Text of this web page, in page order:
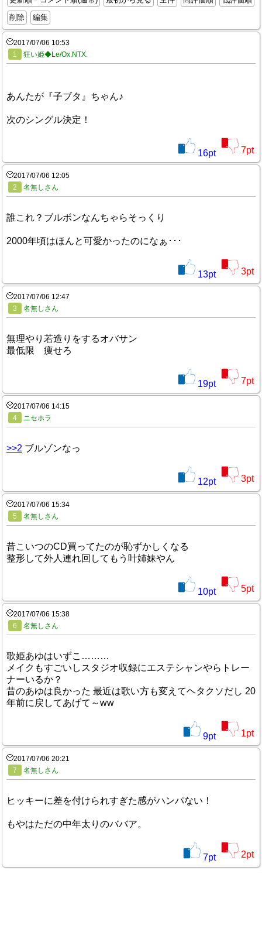
削除
編集
2017/07/06 10:53
1
狂い姫◆Le/Ox.NTX.
あんたが『子ブタ』ちゃん♪
次のシングル決定！
16pt 7pt
2017/07/06 12:05
2
名無しさん
誰これ？ブルボンなんちゃらそっくり
2000年頃はほんと可愛かったのになぁ･･･
13pt 3pt
2017/07/06 12:47
3
名無しさん
無理やり若造りをするオバサン
最低限 痩せろ
19pt 7pt
2017/07/06 14:15
4
ニセホラ
>>2 ブルゾンなっ
12pt 3pt
2017/07/06 15:34
5
名無しさん
昔こいつのCD買ってたのが恥ずかしくなる
整形して外人連れ回してもう叶姉妹やん
10pt 5pt
2017/07/06 15:38
6
名無しさん
歌姫あゆはいずこ………
メイクもすごいしスタジオ収録にエステシャンやらトレー
ナーいるか？
昔のあゆは良かった 最近は歌い方も変えてヘタクソだし 20
年前に戻してあげて～ww
9pt 1pt
2017/07/06 20:21
7
名無しさん
ヒッキーに差を付けられすぎた感がハンパない！
もやはただの中年太りのババア。
7pt 2pt